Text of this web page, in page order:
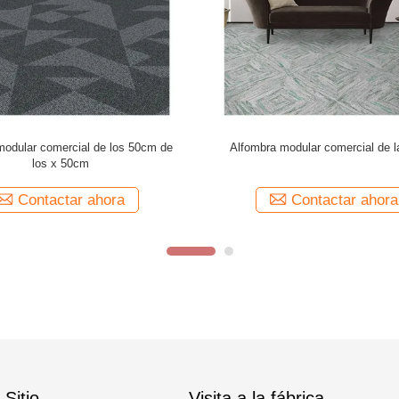
comercial lavable con el
que apoya la pulgada 20x20
Contactar ahora
Modulares impresa comerciales
Contactar ahora